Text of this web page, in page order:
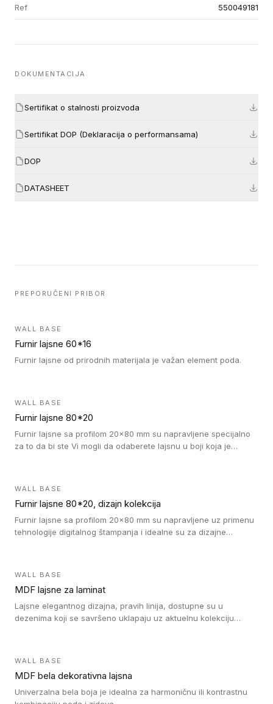
Ref 550049181
DOKUMENTACIJA
Sertifikat o stalnosti proizvoda
Sertifikat DOP (Deklaracija o performansama)
DOP
DATASHEET
PREPORUČENI PRIBOR
WALL BASE
Furnir lajsne 60*16
Furnir lajsne od prirodnih materijala je važan element poda.
WALL BASE
Furnir lajsne 80*20
Furnir lajsne sa profilom 20x80 mm su napravljene specijalno
za to da bi ste Vi mogli da odaberete lajsnu u boji koja je
WALL BASE
Furnir lajsne 80*20, dizajn kolekcija
Furnir lajsne sa profilom 20x80 mm su napravljene uz primenu
tehnologije digitalnog štampanja i idealne su za dizajne
WALL BASE
MDF lajsne za laminat
Lajsne elegantnog dizajna, pravih linija, dostupne su u
dezenima koji se savršeno uklapaju uz aktuelnu kolekciju
WALL BASE
MDF bela dekorativna lajsna
Univerzalna bela boja je idealna za harmoničnu ili kontrastnu